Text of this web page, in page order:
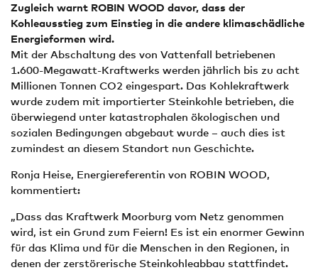
Zugleich warnt ROBIN WOOD davor, dass der
Kohleausstieg zum Einstieg in die andere klimaschädliche
Energieformen wird.
Mit der Abschaltung des von Vattenfall betriebenen
1.600-Megawatt-Kraftwerks werden jährlich bis zu acht
Millionen Tonnen CO2 eingespart. Das Kohlekraftwerk
wurde zudem mit importierter Steinkohle betrieben, die
überwiegend unter katastrophalen ökologischen und
sozialen Bedingungen abgebaut wurde – auch dies ist
zumindest an diesem Standort nun Geschichte.
Ronja Heise, Energiereferentin von ROBIN WOOD,
kommentiert:
„Dass das Kraftwerk Moorburg vom Netz genommen
wird, ist ein Grund zum Feiern! Es ist ein enormer Gewinn
für das Klima und für die Menschen in den Regionen, in
denen der zerstörerische Steinkohleabbau stattfindet.